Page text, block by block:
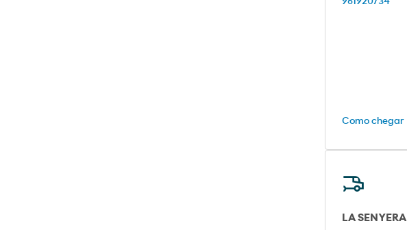
Como chegar
LA SENYERA I